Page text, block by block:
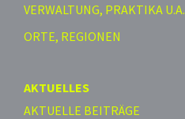
VERWALTUNG, PRAKTIKA U.A.
ORTE, REGIONEN
AKTUELLES
AKTUELLE BEITRÄGE